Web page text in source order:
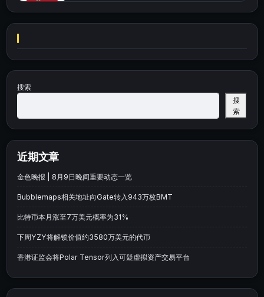
搜索
搜
索
近期文章
金色晚报 | 8月9日晚间重要动态一览
Bubblemaps相关地址向Gate转入943万枚BMT
比特币本月涨至7万美元概率为31%
下周YZY将解锁价值约3580万美元的代币
香港证监会将Polar Tensor列入可疑虚拟资产交易平台